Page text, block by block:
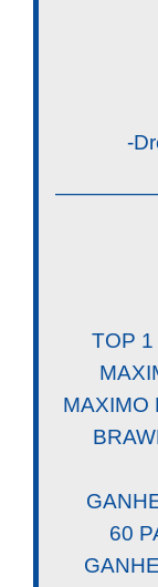
-
TOP 1
MAXIMO
60